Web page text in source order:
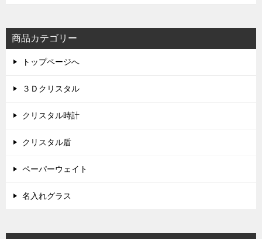
商品カテゴリー
トップページへ
３Ｄクリスタル
クリスタル時計
クリスタル盾
ペーパーウェイト
名入れグラス